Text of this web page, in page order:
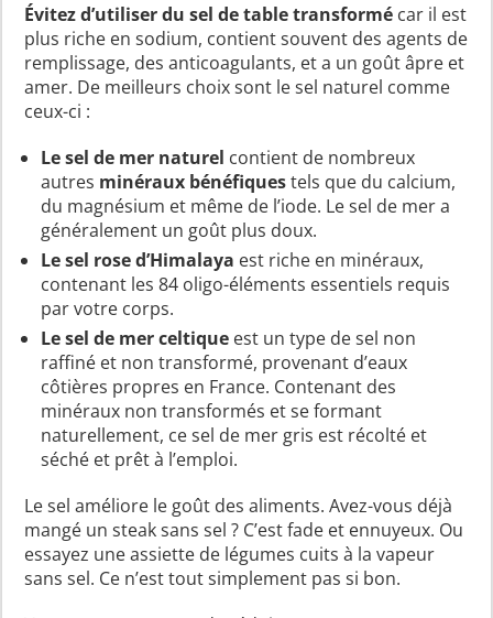
Évitez d’utiliser du sel de table transformé car il est
plus riche en sodium, contient souvent des agents de
remplissage, des anticoagulants, et a un goût âpre et
amer. De meilleurs choix sont le sel naturel comme
ceux-ci :
Le sel de mer naturel contient de nombreux
autres minéraux bénéfiquestels que du calcium,
du magnésium et même de l’iode. Le sel de mer a
généralement un goût plus doux.
Le sel rose d’Himalaya est riche en minéraux,
contenant les 84 oligo-éléments essentiels requis
par votre corps.
Le sel de mer celtique est un type de sel non
raffiné et non transformé, provenant d’eaux
côtières propres en France. Contenant des
minéraux non transformés et se formant
naturellement, ce sel de mer gris est récolté et
séché et prêt à l’emploi.
Le sel améliore le goût des aliments. Avez-vous déjà
mangé un steak sans sel ? C’est fade et ennuyeux. Ou
essayez une assiette de légumes cuits à la vapeur
sans sel. Ce n’est tout simplement pas si bon.